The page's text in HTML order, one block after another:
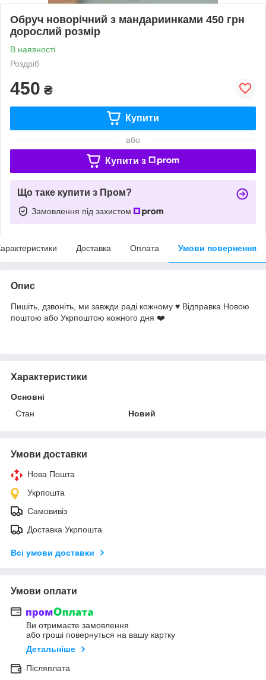
Обруч новорічний з мандариинками 450 грн
дорослий розмір
В наявності
Роздріб
450 ₴
Купити
або
Купити з
Що таке купити з Пром?
Замовлення під захистом
Доставка Оплата Умови повернення
Опис
Пишіть, дзвоніть, ми завжди раді кожному ♥️ Відправка Новою
поштою або Укрпоштою кожного дня ❤️
Характеристики
Основні
Стан
Новий
Умови доставки
Нова Пошта
Укрпошта
Самовивіз
Доставка Укрпошта
Всі умови доставки
Умови оплати
Ви отримаєте замовлення
або гроші повернуться на вашу картку
Детальніше
Післяплата